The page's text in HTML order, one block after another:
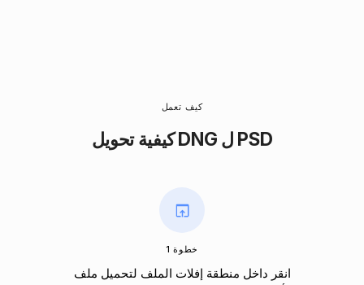
كيف تعمل
كيفية تحويل DNG ل PSD
خطوة 1
انقر داخل منطقة إفلات الملف لتحميل ملف